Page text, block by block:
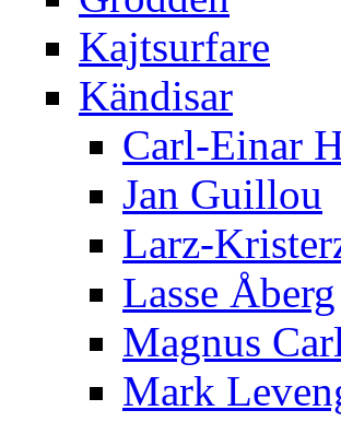
Kajtsurfare
Kändisar
Carl-Einar
Jan Guillou
Larz-
Lasse Åberg
Magnus
Mark